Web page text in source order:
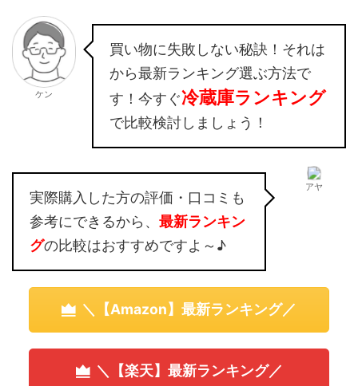
ケン
買い物に失敗しない秘訣！それは
から最新ランキング選ぶ方法で
す！今すぐ冷蔵庫ランキング
で比較検討しましょう！
実際購入した方の評価・口コミも
参考にできるから、 最新ランキン
グの比較はおすすめですよ～♪
アヤ
＼【Amazon】最新ランキング／
＼【楽天】最新ランキング／